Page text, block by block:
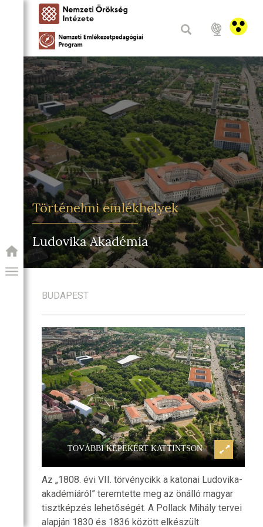
PROGRAM
Történelmi emlékhelyek
Ludovika Akadémia
BUDAPEST
TOVÁBBI KÉPEKÉRT KATTINTSON
Ludovika Akadémia
Az „1808. évi VII. törvénycikk a katonai Ludovika-
akadémiáról” teremtette meg az önálló magyar
tisztképzés lehetőségét. A Pollack Mihály tervei
alapján 1830 és 1836 között elkészült